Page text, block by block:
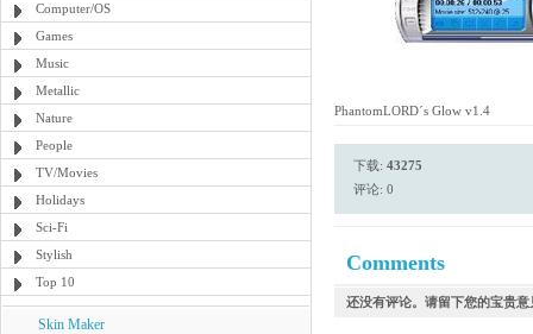
Computer/OS
Games
Music
Metallic
Nature
People
TV/Movies
Holidays
Sci-Fi
Stylish
Top 10
Skin Maker
PhantomLORD´s Glow v1.4
下载: 43275
评论: 0
Comments
还没有评论。请留下您的宝贵意